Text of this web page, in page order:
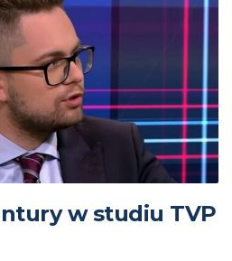
w studiu TVP